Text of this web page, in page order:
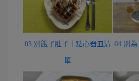
03 別餓了肚子｜點心器皿清
單
04 別